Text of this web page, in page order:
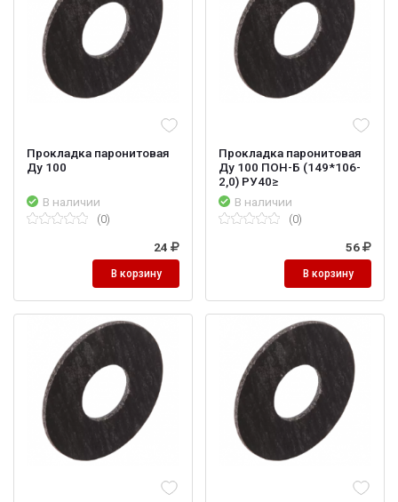
Прокладка паронитовая
Ду 100
В наличии
(0)
24
В корзину
Прокладка паронитовая
Ду 100 ПОН-Б (149*106-
2,0) РУ40≥
В наличии
(0)
56
В корзину